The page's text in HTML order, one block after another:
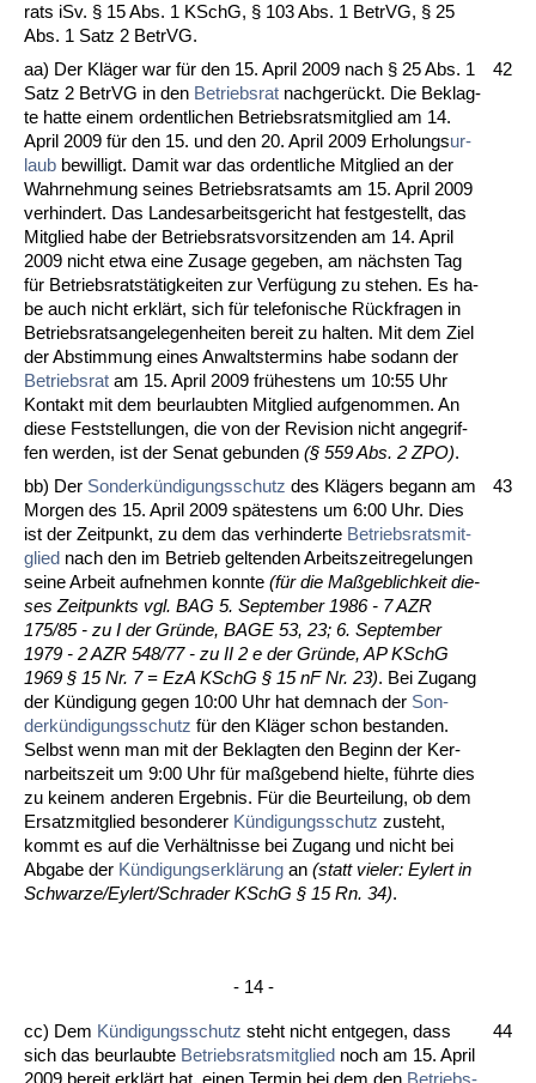
rats iSv. § 15 Abs. 1 KSchG, § 103 Abs. 1 Be­trVG, § 25
Abs. 1 Satz 2 Be­trVG.
aa) Der Kläger war für den 15. April 2009 nach § 25 Abs. 1
Satz 2 Be­trVG in den Be­triebs­rat nach­gerückt. Die Be­klag­
te hat­te ei­nem or­dent­li­chen Be­triebs­rats­mit­glied am 14.
April 2009 für den 15. und den 20. April 2009 Er­ho­lungs­ur­
laub be­wil­ligt. Da­mit war das or­dent­li­che Mit­glied an der
Wahr­neh­mung sei­nes Be­triebs­rats­amts am 15. April 2009
ver­hin­dert. Das Lan­des­ar­beits­ge­richt hat fest­ge­stellt, das
Mit­glied ha­be der Be­triebs­rats­vor­sit­zen­den am 14. April
2009 nicht et­wa ei­ne Zu­sa­ge ge­ge­ben, am nächs­ten Tag
für Be­triebs­ratstätig­kei­ten zur Verfügung zu ste­hen. Es ha­
be auch nicht erklärt, sich für te­le­fo­ni­sche Rück­fra­gen in
Be­triebs­rats­an­ge­le­gen­hei­ten be­reit zu hal­ten. Mit dem Ziel
der Ab­stim­mung ei­nes An­walts­ter­mins ha­be so­dann der
Be­triebs­rat am 15. April 2009 frühes­tens um 10:55 Uhr
Kon­takt mit dem be­ur­laub­ten Mit­glied auf­ge­nom­men. An
die­se Fest­stel­lun­gen, die von der Re­vi­si­on nicht an­ge­grif­
fen wer­den, ist der Se­nat ge­bun­den (§ 559 Abs. 2 ZPO).
42
bb) Der Son­derkündi­gungs­schutz des Klägers be­gann am
Mor­gen des 15. April 2009 spätes­tens um 6:00 Uhr. Dies
ist der Zeit­punkt, zu dem das ver­hin­der­te Be­triebs­rats­mit­
glied nach den im Be­trieb gel­ten­den Ar­beits­zeit­re­ge­lun­gen
sei­ne Ar­beit auf­neh­men konn­te (für die Maßgeb­lich­keit die­
ses Zeit­punkts vgl. BAG 5. Sep­tem­ber 1986 - 7 AZR
175/85 - zu I der Gründe, BA­GE 53, 23; 6. Sep­tem­ber
1979 - 2 AZR 548/77 - zu II 2 e der Gründe, AP KSchG
1969 § 15 Nr. 7 = EzA KSchG § 15 nF Nr. 23). Bei Zu­gang
der Kündi­gung ge­gen 10:00 Uhr hat dem­nach der Son­
derkündi­gungs­schutz für den Kläger schon be­stan­den.
Selbst wenn man mit der Be­klag­ten den Be­ginn der Ker­
nar­beits­zeit um 9:00 Uhr für maßge­bend hiel­te, führ­te dies
zu kei­nem an­de­ren Er­geb­nis. Für die Be­ur­tei­lung, ob dem
Er­satz­mit­glied be­son­de­rer Kündi­gungs­schutz zu­steht,
kommt es auf die Verhält­nis­se bei Zu­gang und nicht bei
Ab­ga­be der Kündi­gungs­erklärung an (statt vie­ler: Ey­lert in
Schwar­ze/Ey­lert/Schra­der KSchG § 15 Rn. 34).
- 14 -
43
cc) Dem Kündi­gungs­schutz steht nicht ent­ge­gen, dass
sich das be­ur­laub­te Be­triebs­rats­mit­glied noch am 15. April
44